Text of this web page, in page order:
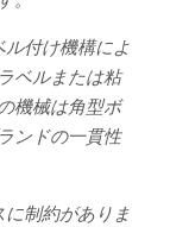
付け機構によ
ベルまたは粘
機械は角型ボ
ンドの一貫性
制約がありま